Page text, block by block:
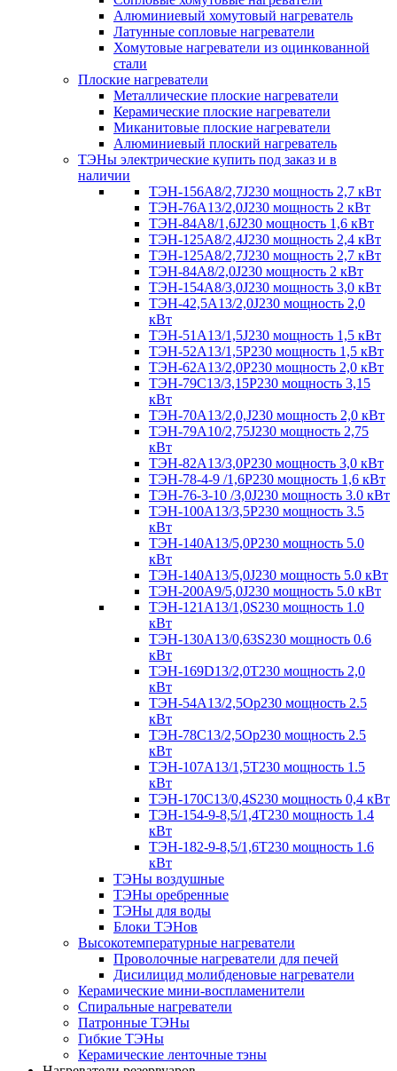
Алюминиевый хомутовый нагреватель
Латунные сопловые нагреватели
Хомутовые нагреватели из оцинкованной
стали
Плоские нагреватели
Металлические плоские нагреватели
Керамические плоские нагреватели
Миканитовые плоские нагреватели
Алюминиевый плоский нагреватель
ТЭНы электрические купить под заказ и в
наличии
ТЭН-156А8/2,7J230 мощность 2,7 кВт
ТЭН-76А13/2,0J230 мощность 2 кВт
ТЭН-84А8/1,6J230 мощность 1,6 кВт
ТЭН-125А8/2,4J230 мощность 2,4 кВт
ТЭН-125А8/2,7J230 мощность 2,7 кВт
ТЭН-84А8/2,0J230 мощность 2 кВт
ТЭН-154А8/3,0J230 мощность 3,0 кВт
ТЭН-42,5А13/2,0J230 мощность 2,0
кВт
ТЭН-51А13/1,5J230 мощность 1,5 кВт
ТЭН-52А13/1,5Р230 мощность 1,5 кВт
ТЭН-62А13/2,0Р230 мощность 2,0 кВт
ТЭН-79С13/3,15Р230 мощность 3,15
кВт
ТЭН-70А13/2,0,J230 мощность 2,0 кВт
ТЭН-79А10/2,75J230 мощность 2,75
кВт
ТЭН-82А13/3,0Р230 мощность 3,0 кВт
ТЭН-78-4-9 /1,6P230 мощность 1,6 кВт
ТЭН-76-3-10 /3,0J230 мощность 3.0 кВт
ТЭН-100А13/3,5Р230 мощность 3.5
кВт
ТЭН-140А13/5,0Р230 мощность 5.0
кВт
ТЭН-140А13/5,0J230 мощность 5.0 кВт
ТЭН-200А9/5,0J230 мощность 5.0 кВт
ТЭН-121А13/1,0S230 мощность 1.0
кВт
ТЭН-130А13/0,63S230 мощность 0.6
кВт
ТЭН-169D13/2,0T230 мощность 2,0
кВт
ТЭН-54А13/2,5Ор230 мощность 2.5
кВт
ТЭН-78С13/2,5Ор230 мощность 2.5
кВт
ТЭН-107А13/1,5Т230 мощность 1.5
кВт
ТЭН-170C13/0,4S230 мощность 0,4 кВт
ТЭН-154-9-8,5/1,4Т230 мощность 1.4
кВт
ТЭН-182-9-8,5/1,6Т230 мощность 1.6
кВт
ТЭНы воздушные
ТЭНы оребренные
ТЭНы для воды
Блоки ТЭНов
Высокотемпературные нагреватели
Проволочные нагреватели для печей
Дисилицид молибденовые нагреватели
Керамические мини-воспламенители
Спиральные нагреватели
Патронные ТЭНы
Гибкие ТЭНы
Керамические ленточные тэны